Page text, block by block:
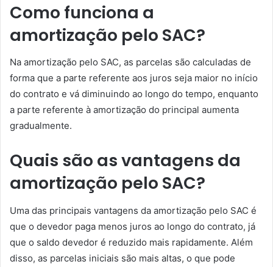
Como funciona a
amortização pelo SAC?
Na amortização pelo SAC, as parcelas são calculadas de
forma que a parte referente aos juros seja maior no início
do contrato e vá diminuindo ao longo do tempo, enquanto
a parte referente à amortização do principal aumenta
gradualmente.
Quais são as vantagens da
amortização pelo SAC?
Uma das principais vantagens da amortização pelo SAC é
que o devedor paga menos juros ao longo do contrato, já
que o saldo devedor é reduzido mais rapidamente. Além
disso, as parcelas iniciais são mais altas, o que pode